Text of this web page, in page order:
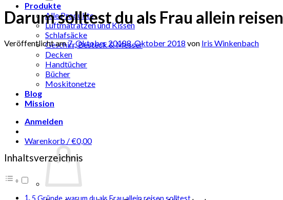
Produkte
Alle Produkte
Luftmatratzen und Kissen
Schlafsäcke
Geschirr, Besteck & Messer
Decken
Handtücher
Bücher
Moskitonetze
Blog
Mission
Anmelden
Warenkorb /€0,00
Darum solltest du als Frau allein reisen
Veröffentlicht am7. Oktober 20188. Oktober 2018 von Iris Winkenbach
Inhaltsverzeichnis